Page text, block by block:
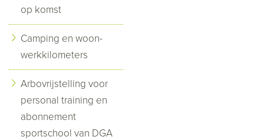
op komst
Camping en woon-
werkkilometers
Arbovrijstelling voor
personal training en
abonnement
sportschool van DGA